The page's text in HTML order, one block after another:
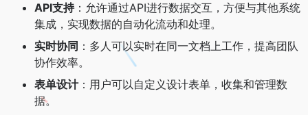
API支持：允许通过API进行数据交互，方便与其他系统
集成，实现数据的自动化流动和处理。
实时协同 ：多人可以实时在同一文档上工作，提高团队
协作效率。
表单设计：用户可以自定义设计表单，收集和管理数
据。